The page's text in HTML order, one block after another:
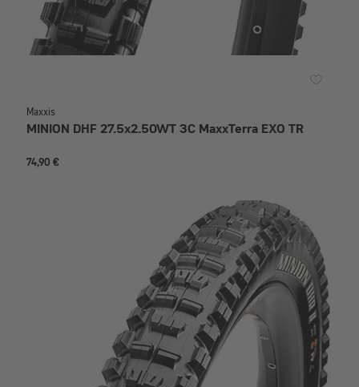
Maxxis
MINION DHF 27.5x2.50WT 3C MaxxTerra EXO TR
74,90 €